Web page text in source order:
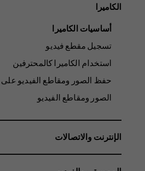
الكاميرا
أساسيات الكاميرا
تسجيل مقطع فيديو
استخدام الكاميرا كالمحترفين
حفظ الصور ومقاطع الفيديو على
الصور ومقاطع الفيديو
الإنترنت والاتصالات